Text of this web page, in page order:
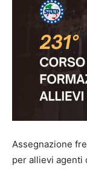
Assegnazione
per allievi agenti